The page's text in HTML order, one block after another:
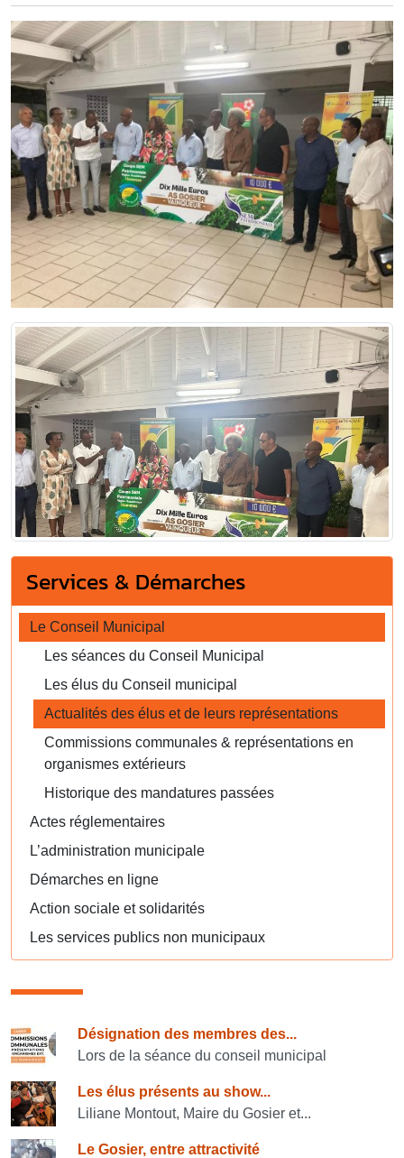
Services & Démarches
Le Conseil Municipal
Les séances du Conseil Municipal
Les élus du Conseil municipal
Actualités des élus et de leurs représentations
Commissions communales & représentations en
organismes extérieurs
Historique des mandatures passées
Actes réglementaires
L’administration municipale
Démarches en ligne
Action sociale et solidarités
Les services publics non municipaux
Consulter également
Désignation des membres des...
Lors de la séance du conseil municipal
Les élus présents au show...
Liliane Montout, Maire du Gosier et...
Le Gosier, entre attractivité